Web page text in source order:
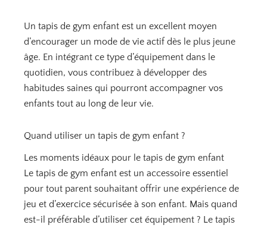
Un tapis de gym enfant est un excellent moyen
d’encourager un mode de vie actif dès le plus jeune
âge. En intégrant ce type d’équipement dans le
quotidien, vous contribuez à développer des
habitudes saines qui pourront accompagner vos
enfants tout au long de leur vie.
Quand utiliser un tapis de gym enfant ?
Les moments idéaux pour le tapis de gym enfant
Le tapis de gym enfant est un accessoire essentiel
pour tout parent souhaitant offrir une expérience de
jeu et d’exercice sécurisée à son enfant. Mais quand
est-il préférable d’utiliser cet équipement ? Le tapis